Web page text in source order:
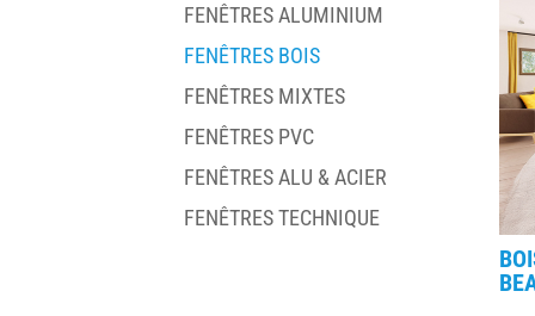
FENÊTRES ALUMINIUM
FENÊTRES BOIS
FENÊTRES MIXTES
FENÊTRES PVC
FENÊTRES ALU & ACIER
FENÊTRES TECHNIQUE